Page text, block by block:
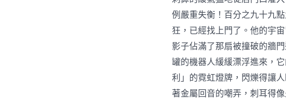
例嚴重失衡！百分之九十九
狂，已經找上門了。他的宇
影子佔滿了那扇被撞破的牆
罐的機器人緩緩漂浮進來，
利」的霓虹燈牌，閃爍得讓
著金屬回音的嘲弄，刺耳得